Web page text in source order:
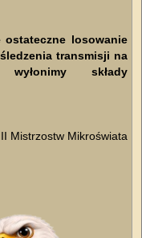
losowanie
transmisji na
składy
Mistrzostw Mikroświata